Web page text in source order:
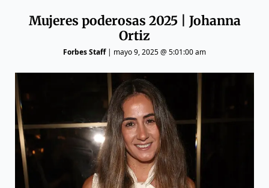
Mujeres poderosas 2025 | Johanna
Ortiz
Forbes Staff| mayo 9, 2025 @ 5:01:00 am